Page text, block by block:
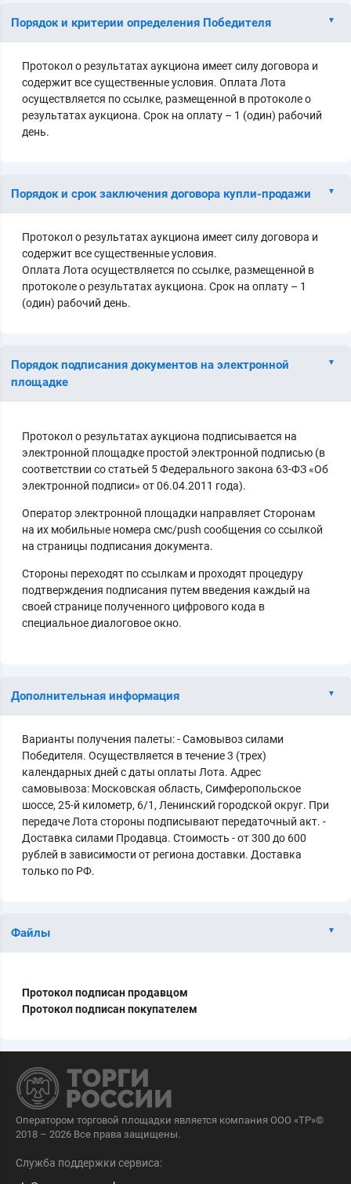
Порядок и критерии определения Победителя
Протокол о результатах аукциона имеет силу договора и
содержит все существенные условия. Оплата Лота
осуществляется по ссылке, размещенной в протоколе о
результатах аукциона. Срок на оплату – 1 (один) рабочий
день.
Порядок и срок заключения договора купли-продажи
Протокол о результатах аукциона имеет силу договора и
содержит все существенные условия.
Оплата Лота осуществляется по ссылке, размещенной в
протоколе о результатах аукциона. Срок на оплату – 1
(один) рабочий день.
Порядок подписания документов на электронной
площадке
Протокол о результатах аукциона подписывается на
электронной площадке простой электронной подписью (в
соответствии со статьей 5 Федерального закона 63-ФЗ «Об
электронной подписи» от 06.04.2011 года).
Оператор электронной площадки направляет Сторонам
на их мобильные номера смс/push сообщения со ссылкой
на страницы подписания документа.
Стороны переходят по ссылкам и проходят процедуру
подтверждения подписания путем введения каждый на
своей странице полученного цифрового кода в
специальное диалоговое окно.
Дополнительная информация
Варианты получения палеты: - Самовывоз силами
Победителя. Осуществляется в течение 3 (трех)
календарных дней с даты оплаты Лота. Адрес
самовывоза: Московская область, Симферопольское
шоссе, 25-й километр, 6/1, Ленинский городской округ. При
передаче Лота стороны подписывают передаточный акт. -
Доставка силами Продавца. Стоимость - от 300 до 600
рублей в зависимости от региона доставки. Доставка
только по РФ.
Файлы
Протокол подписан продавцом
Протокол подписан покупателем
Оператором торговой площадки является компания ООО «ТР»©
2018 – 2026 Все права защищены.
Служба поддержки сервиса: